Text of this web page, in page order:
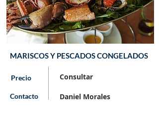
MARISCOS Y PESCADOS CONGELADOS
Precio Consultar
Contacto Daniel Morales